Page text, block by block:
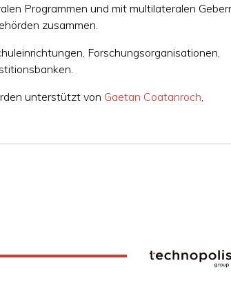
Programmen und mit multilateralen
zusammen.
Forschungsorganisationen,
unterstützt von Gaetan Coatanroch